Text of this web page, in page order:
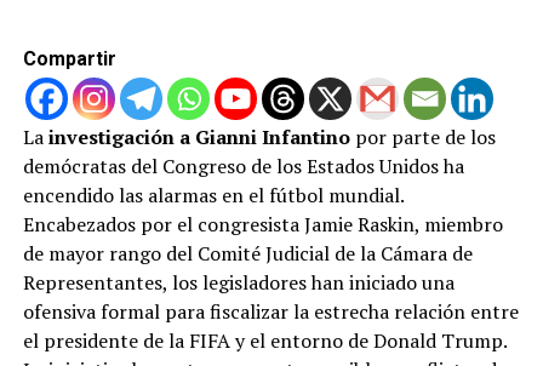
Compartir
Lainvestigación a Gianni Infantinopor parte de los
demócratas del Congreso de los Estados Unidos ha
encendido las alarmas en el fútbol mundial.
Encabezados por el congresista Jamie Raskin, miembro
de mayor rango del Comité Judicial de la Cámara de
Representantes, los legisladores han iniciado una
ofensiva formal para fiscalizar la estrecha relación entre
el presidente de la FIFA y el entorno de Donald Trump.